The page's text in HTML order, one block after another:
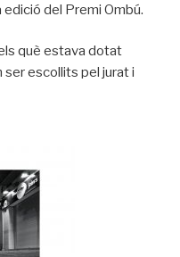
del Premi Ombú.
què estava dotat
ser escollits pel jurat i